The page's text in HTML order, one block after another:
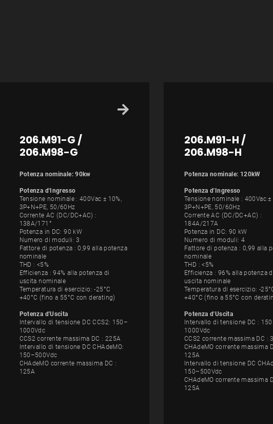
206.M91-G /
206.M98-G
Potenza nominale: 90kw
Potenza d'Ingresso
Tensione nominale : 400Vac ± 10%,
3P+N+PE, 50/60Hz
Corrente AC (DC/DC+AC) :
138A/171°
Potenza in DC: 90 kW
Numero di moduli: 3
Fattore di potenza : 0,99 alla potenza
nominale
THD : <5%
Efficienza : 94% alla potenza di
uscita nominale
Temperatura di esercizio: -25°C
+40°C (fino a 55°C con derating)
Potenza d'Uscita
Intervallo di tensione DC CCS2: 150–
1000Vdc
CCS2 corrente massima DC : 225A
Intervallo di tensione DC CHAdeMO:
150–500Vdc
CHAdeMO corrente massima DC :
125A
206.M91-H /
206.M98-H
Potenza nominale: 120kW
Potenza d'Ingresso
Tensione nominale : 400Vac ±
3P+N+PE, 50/60Hz
Corrente AC (DC/DC+AC) :
184A/217A
Potenza in DC: 90 kW
Numero di moduli: 4
Fattore di potenza : 0,99 alla
nominale
THD : <5%
Efficienza : 96% alla potenza
uscita nominale
Temperatura di esercizio: -
+40°C (fino a 55°C con
Potenza d'Uscita
Intervallo di tensione DC :
1000Vdc
CCS2 corrente massima DC :
CHAdeMO corrente massima
125A
Intervallo di tensione DC
150–500Vdc
CHAdeMO corrente massima
125A